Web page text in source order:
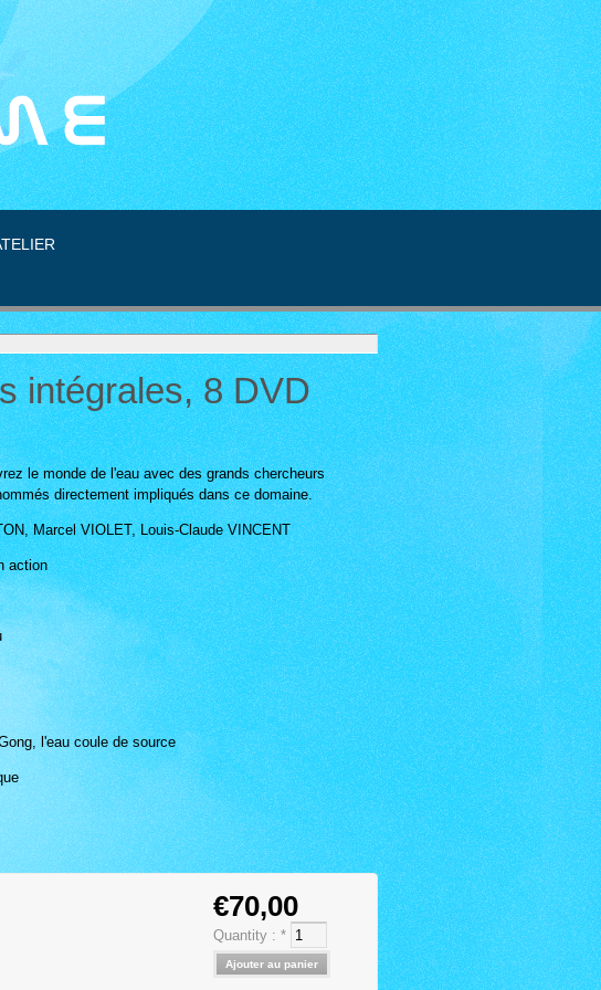
intégrales, 8 DVD
le monde de l'eau avec des grands chercheurs
directement impliqués dans ce domaine.
Marcel VIOLET, Louis-Claude VINCENT
action
l'eau coule de source
€70,00
Quantity : *